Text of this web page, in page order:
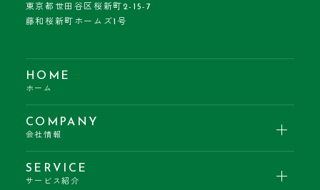
東京都世田谷区桜新町2-15-7
藤和桜新町ホームズ1号
HOME
ホーム
COMPANY
会社情報
SERVICE
サービス紹介